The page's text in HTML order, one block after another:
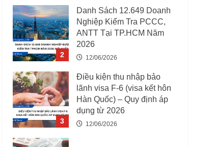
2
Danh Sách 12.649 Doanh
Nghiệp Kiểm Tra PCCC,
ANTT Tại TP.HCM Năm
2026
12/06/2026
3
Điều kiện thu nhập bảo
lãnh visa F-6 (visa kết hôn
Hàn Quốc) – Quy định áp
dụng từ 2026
12/06/2026